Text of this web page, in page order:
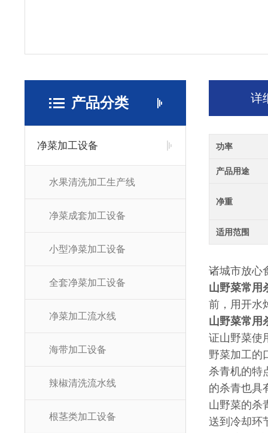
产品分类
净菜加工设备
水果清洗加工生产线
净菜成套加工设备
小型净菜加工设备
全套净菜加工设备
净菜加工流水线
海带加工设备
辣椒清洗流水线
根茎类加工设备
详
功率
产品用途
净重
适用范围
诸城市放心
山野菜常用
前，用开水
山野菜常用
证山野菜使
野菜加工的
杀青机的特
的杀青也具
山野菜的杀
送到冷却环